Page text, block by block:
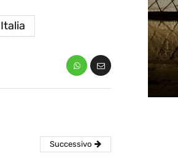
di aprile 2026 a
Successivo